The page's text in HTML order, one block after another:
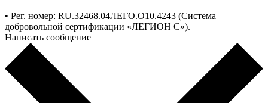
• Рег. номер: RU.32468.04ЛЕГО.О10.4243 (Система
добровольной сертификации «ЛЕГИОН С»).
Написать сообщение